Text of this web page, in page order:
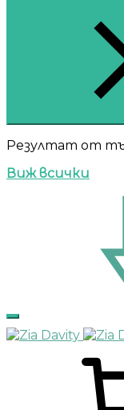
Резултат от
Виж всички